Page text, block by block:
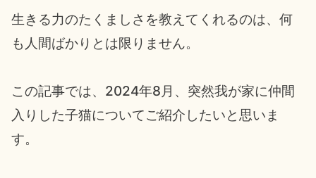
生きる力のたくましさを教えてくれるのは、何
も人間ばかりとは限りません。
この記事では、2024年8月、突然我が家に仲間
入りした子猫についてご紹介したいと思いま
す。